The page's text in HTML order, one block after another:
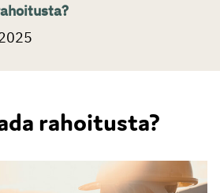
rahoitusta?